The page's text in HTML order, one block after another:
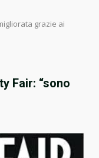
grazie ai
Fair: “sono